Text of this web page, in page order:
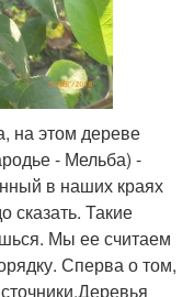
на этом дереве
- Мельба) -
в наших краях
сказать. Такие
Мы ее считаем
Сперва о том,